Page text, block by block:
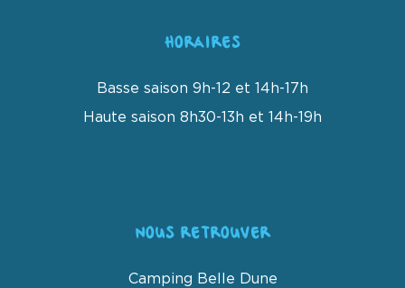
HORAIRES
Basse saison 9h-12 et 14h-17h
Haute saison 8h30-13h et 14h-19h
NOUS RETROUVER
Camping Belle Dune